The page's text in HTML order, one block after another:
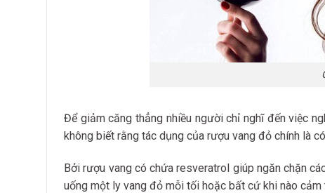
Để giảm căng thẳng nhiều người chỉ nghĩ đến việc
không biết rằng tác dụng của rượu vang đỏ chính là
Bởi rượu vang có chứa resveratrol giúp ngăn chặn
uống một ly vang đỏ mỗi tối hoặc bất cứ khi nào